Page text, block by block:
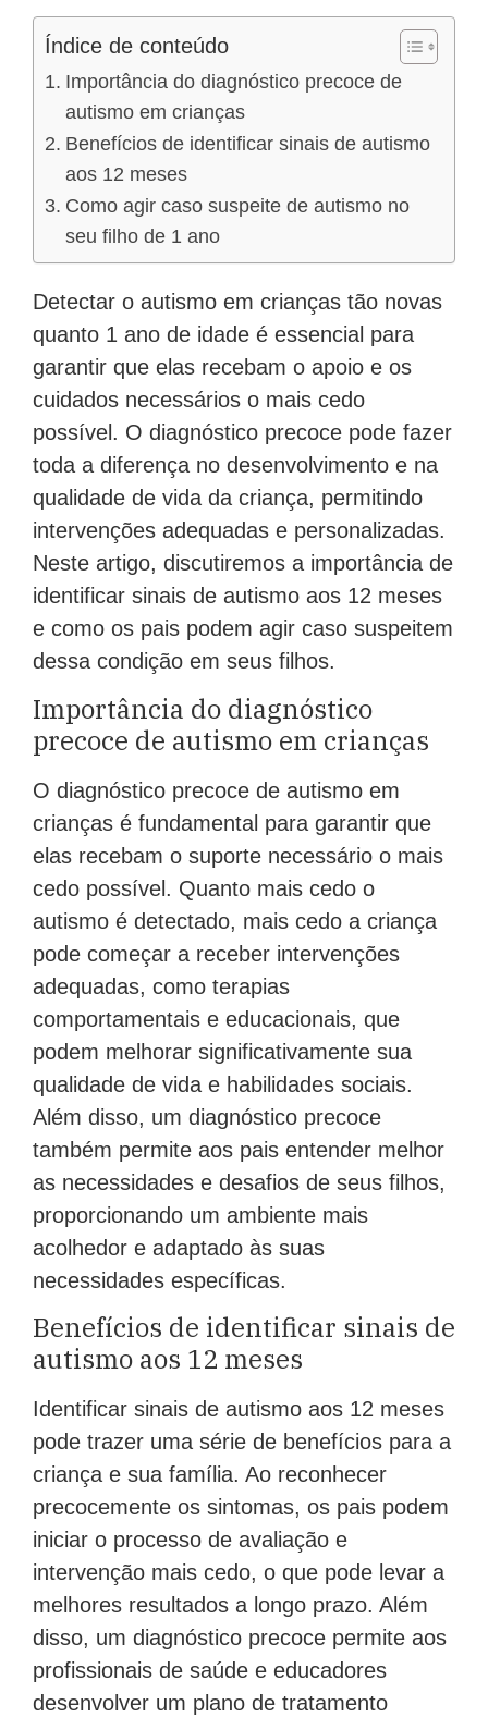
Índice de conteúdo
Importância do diagnóstico precoce de
autismo em crianças
Benefícios de identificar sinais de autismo
aos 12 meses
Como agir caso suspeite de autismo no
seu filho de 1 ano
Detectar o autismo em crianças tão novas
quanto 1 ano de idade é essencial para
garantir que elas recebam o apoio e os
cuidados necessários o mais cedo
possível. O diagnóstico precoce pode fazer
toda a diferença no desenvolvimento e na
qualidade de vida da criança, permitindo
intervenções adequadas e personalizadas.
Neste artigo, discutiremos a importância de
identificar sinais de autismo aos 12 meses
e como os pais podem agir caso suspeitem
dessa condição em seus filhos.
Importância do diagnóstico
precoce de autismo em crianças
O diagnóstico precoce de autismo em
crianças é fundamental para garantir que
elas recebam o suporte necessário o mais
cedo possível. Quanto mais cedo o
autismo é detectado, mais cedo a criança
pode começar a receber intervenções
adequadas, como terapias
comportamentais e educacionais, que
podem melhorar significativamente sua
qualidade de vida e habilidades sociais.
Além disso, um diagnóstico precoce
também permite aos pais entender melhor
as necessidades e desafios de seus filhos,
proporcionando um ambiente mais
acolhedor e adaptado às suas
necessidades específicas.
Benefícios de identificar sinais de
autismo aos 12 meses
Identificar sinais de autismo aos 12 meses
pode trazer uma série de benefícios para a
criança e sua família. Ao reconhecer
precocemente os sintomas, os pais podem
iniciar o processo de avaliação e
intervenção mais cedo, o que pode levar a
melhores resultados a longo prazo. Além
disso, um diagnóstico precoce permite aos
profissionais de saúde e educadores
desenvolver um plano de tratamento